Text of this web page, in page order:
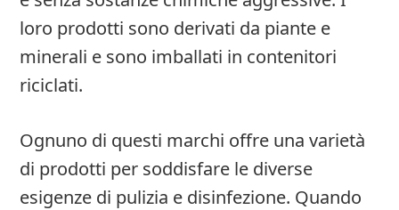
loro prodotti sono derivati da piante e
minerali e sono imballati in contenitori
riciclati.
Ognuno di questi marchi offre una varietà
di prodotti per soddisfare le diverse
esigenze di pulizia e disinfezione. Quando